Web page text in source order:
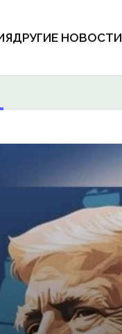
ДРУГИЕ НОВОСТИ